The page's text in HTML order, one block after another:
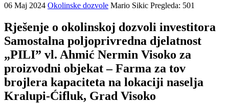
06 Maj 2024 Okolinske dozvole Mario Sikic Pregleda: 501
Rješenje o okolinskoj dozvoli investitora
Samostalna poljoprivredna djelatnost
„PILI” vl. Ahmić Nermin Visoko za
proizvodni objekat – Farma za tov
brojlera kapaciteta na lokaciji naselja
Kralupi-Ćifluk, Grad Visoko